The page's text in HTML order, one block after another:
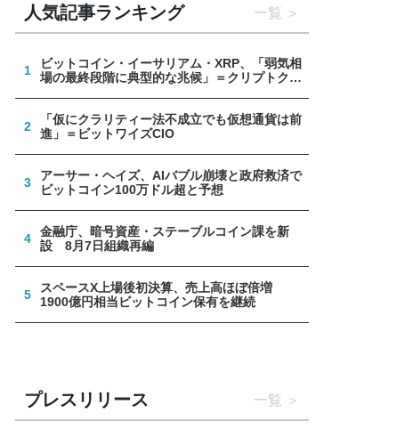
人気記事ランキング 一覧
1
ビットコイン・イーサリアム・XRP、「弱気相
場の最終段階に典型的な兆候」＝クリプトクア
2
「仮にクラリティー法不成立でも仮想通貨は前
進」＝ビットワイズCIO
3
アーサー・ヘイズ、AIバブル崩壊と政府救済で
ビットコイン100万ドル超と予想
4
金融庁、暗号資産・ステーブルコイン課を新
設 8月7日組織再編
5
スペースX上場後初決算、売上高ほぼ倍増
1900億円相当ビットコイン保有を継続
プレスリリース 一覧